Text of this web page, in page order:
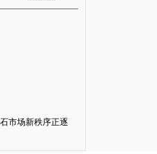
市场新秩序正逐